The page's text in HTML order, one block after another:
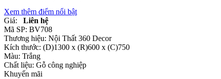
Xem thêm điểm nổi bật
Giá:
Liên hệ
Mã SP: BV708
Thương hiệu: Nội Thất 360 Decor
Kích thước: (D)1300 x (R)600 x (C)750
Màu: Trắng
Chất liệu: Gỗ công nghiệp
Khuyến mãi